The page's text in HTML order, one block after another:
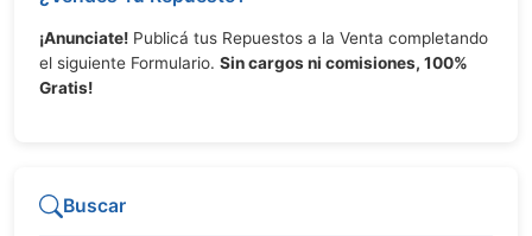
¡Anunciate! Publicá tus Repuestos a la Venta completando
el siguiente Formulario. Sin cargos ni comisiones, 100%
Gratis!
Buscar